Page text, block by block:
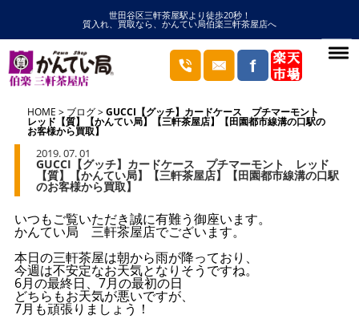
世田谷区三軒茶屋駅より徒歩20秒！
質入れ、買取なら、かんてい局伯楽三軒茶屋店へ
HOME ブログ GUCCI【グッチ】カードケース プチマーモント
レッド【質】【かんてい局】【三軒茶屋店】【田園都市線溝の口駅の
お客様から買取】
2019. 07. 01
GUCCI【グッチ】カードケース プチマーモント レッド
【質】【かんてい局】【三軒茶屋店】【田園都市線溝の口駅
のお客様から買取】
いつもご覧いただき誠に有難う御座います。
かんてい局 三軒茶屋店でございます。
本日の三軒茶屋は朝から雨が降っており、
今週は不安定なお天気となりそうですね。
6月の最終日、7月の最初の日
どちらもお天気が悪いですが、
7月も頑張りましょう！